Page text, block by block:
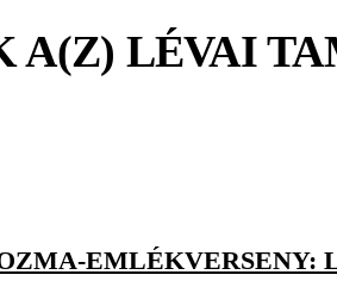
A(Z) LÉVAI
EMLÉKVERSENY: